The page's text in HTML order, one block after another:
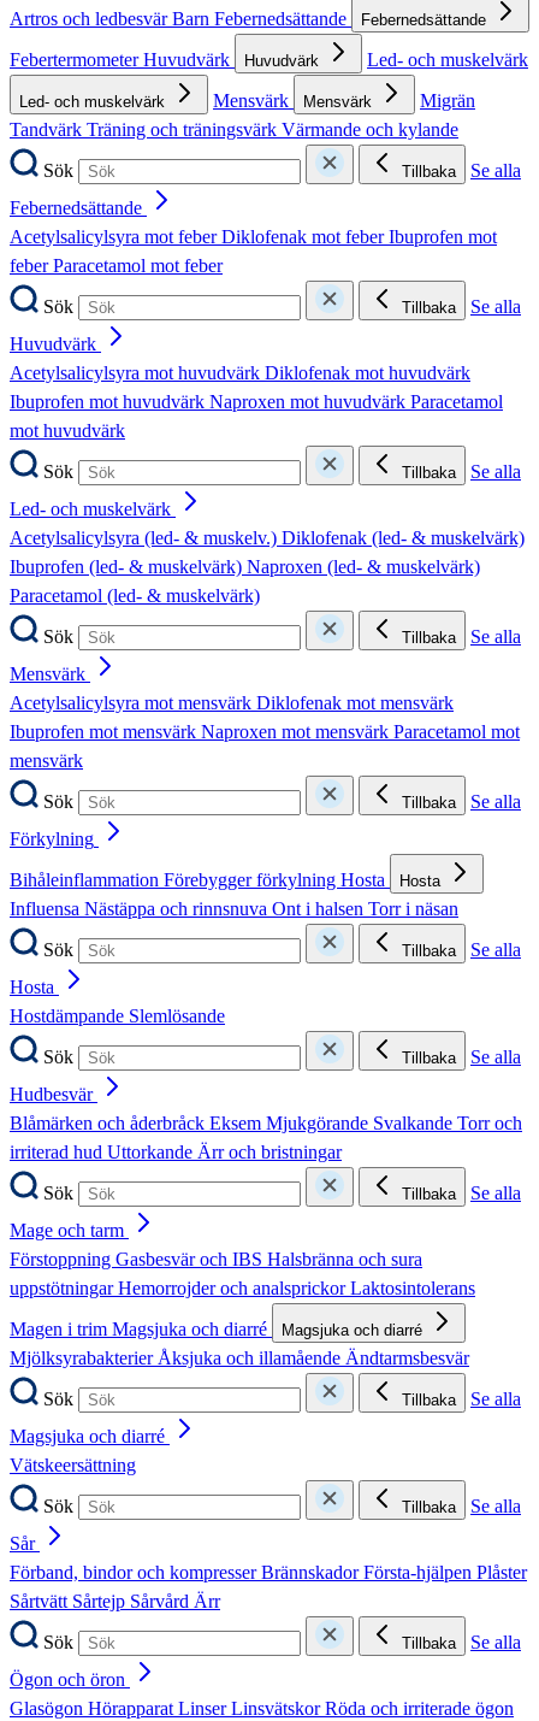
Artros och ledbesvärBarn Febernedsättande Febernedsättande
FebertermometerHuvudvärk Huvudvärk Led- och muskelvärk
Led- och muskelvärk Mensvärk Mensvärk
Migrän
Tandvärk Träning och träningsvärk Värmande och kylande
Sök
Tillbaka
Se alla
Febernedsättande
Acetylsalicylsyra mot feberDiklofenak mot feberIbuprofen mot
feberParacetamol mot feber
Sök
Tillbaka
Se alla
Huvudvärk
Acetylsalicylsyra mot huvudvärk Diklofenak mot huvudvärk
Ibuprofen mot huvudvärk Naproxen mot huvudvärk Paracetamol
mot huvudvärk
Sök
Tillbaka
Se alla
Led- och muskelvärk
Acetylsalicylsyra (led- & muskelv.) Diklofenak (led- & muskelvärk)
Ibuprofen (led- & muskelvärk) Naproxen (led- & muskelvärk)
Paracetamol (led- & muskelvärk)
Sök
Tillbaka
Se alla
Mensvärk
Acetylsalicylsyra mot mensvärk Diklofenak mot mensvärk
Ibuprofen mot mensvärk Naproxen mot mensvärk Paracetamol mot
mensvärk
Sök
Tillbaka
Se alla
Förkylning
Bihåleinflammation Förebygger förkylning Hosta Hosta
Influensa Nästäppa och rinnsnuva Ont i halsen Torr i näsan
Sök
Tillbaka
Se alla
Hosta
Hostdämpande Slemlösande
Sök
Tillbaka
Se alla
Hudbesvär
Blåmärken och åderbråck Eksem Mjukgörande Svalkande Torr och
irriterad hud Uttorkande Ärr och bristningar
Sök
Tillbaka
Se alla
Mage och tarm
Förstoppning Gasbesvär och IBS Halsbränna och sura
uppstötningarHemorrojder och analsprickorLaktosintolerans
Magen i trim Magsjuka och diarré Magsjuka och diarré
MjölksyrabakterierÅksjuka och illamående Ändtarmsbesvär
Sök
Tillbaka
Se alla
Magsjuka och diarré
Vätskeersättning
Sök
Tillbaka
Se alla
Sår
Förband, bindor och kompresserBrännskadorFörsta-hjälpen Plåster
Sårtvätt Sårtejp Sårvård Ärr
Sök
Tillbaka
Se alla
Ögon och öron
Glasögon HörapparatLinserLinsvätskorRöda och irriterade ögon